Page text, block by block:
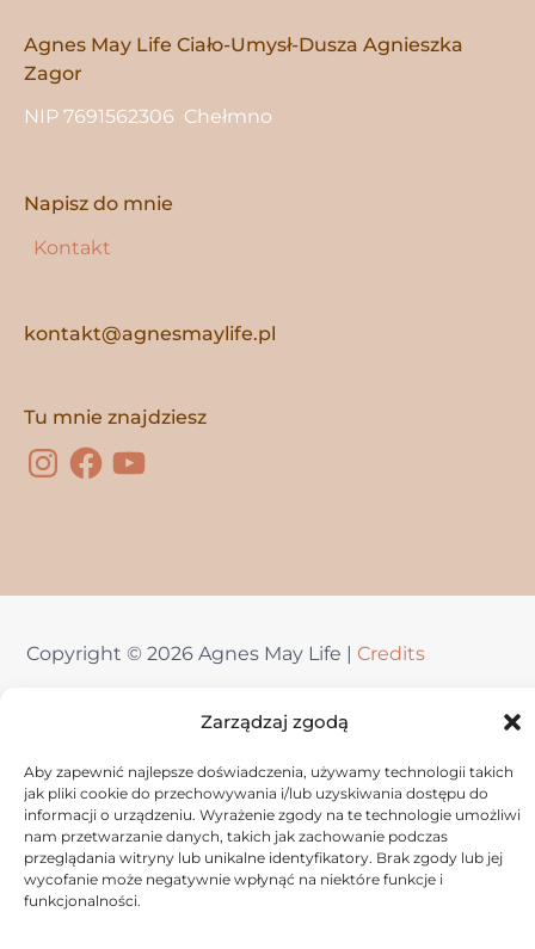
Zarządzaj zgodą
Aby zapewnić najlepsze doświadczenia, używamy technologii takich
jak pliki cookie do przechowywania i/lub uzyskiwania dostępu do
informacji o urządzeniu. Wyrażenie zgody na te technologie umożliwi
nam przetwarzanie danych, takich jak zachowanie podczas
przeglądania witryny lub unikalne identyfikatory. Brak zgody lub jej
wycofanie może negatywnie wpłynąć na niektóre funkcje i
funkcjonalności.
Agnes May Life Ciało-Umysł-Dusza Agnieszka
Zagor
NIP 7691562306 Chełmno
Napisz do mnie
Kontakt
kontakt@agnesmaylife.pl
Tu mnie znajdziesz
Instagram
Facebook
YouTube
Copyright © 2026 Agnes May Life | Credits
Wszelkie prawa zastrzeżone. Stworzone z pasji